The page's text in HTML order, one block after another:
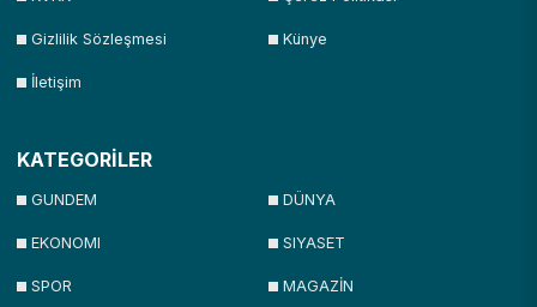
Gizlilik Sözleşmesi Künye
İletişim
KATEGORİLER
GUNDEM DÜNYA
EKONOMI SIYASET
SPOR MAGAZİN